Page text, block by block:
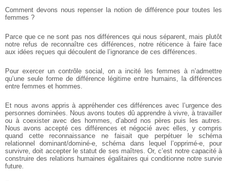
Comment devons nous repenser la notion de différence pour toutes les
femmes ?
Parce que ce ne sont pas nos différences qui nous séparent, mais plutôt
notre refus de reconnaître ces différences, notre réticence à faire face
aux idées reçues qui découlent de l’ignorance de ces différences.
Pour exercer un contrôle social, on a incité les femmes à n’admettre
qu’une seule forme de différence légitime entre humains, la différences
entre femmes et hommes.
Et nous avons appris à appréhender ces différences avec l’urgence des
personnes dominées. Nous avons toutes dû apprendre à vivre, à travailler
ou à coexister avec des hommes, d’abord nos pères puis les autres.
Nous avons accepté ces différences et négocié avec elles, y compris
quand cette reconnaissance ne faisait que perpétuer le schéma
relationnel dominant/dominé-e, schéma dans lequel l’opprimé-e, pour
survivre, doit accepter le statut de ses maîtres. Or, c’est notre capacité à
construire des relations humaines égalitaires qui conditionne notre survie
future.